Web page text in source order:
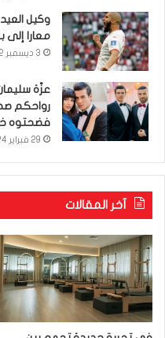
وكيل
معارا إلى
3 ديسمبر 2022
عزّة
رواحكم
فضحتوه
29 فبراير 2024
آخر المقالات